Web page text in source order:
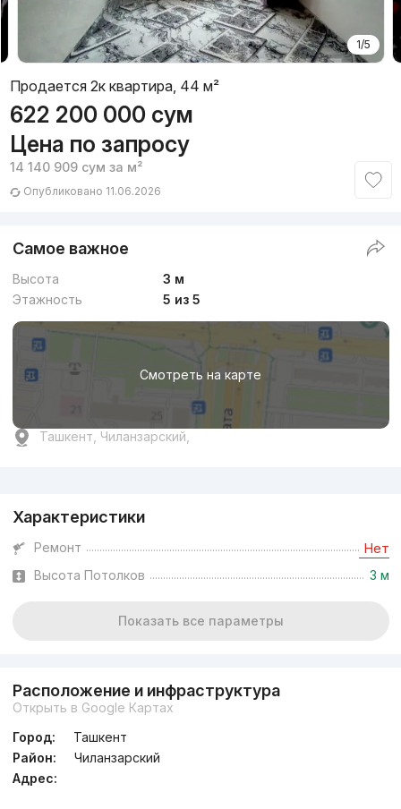
1/5
Продается 2к квартира, 44 м²
622 200 000 сум
Цена по запросу
14 140 909 сум за м²
Опубликовано 11.06.2026
Самое важное
Высота
3 м
Этажность
5 из 5
Смотреть на карте
Ташкент, Чиланзарский,
Характеристики
Ремонт Нет
Высота Потолков 3 м
Показать все параметры
Расположение и инфраструктура
Открыть в Google Картах
Город:
Ташкент
Район:
Чиланзарский
Адрес: